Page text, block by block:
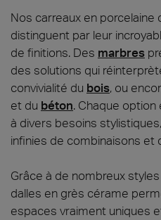
Nos carreaux en
distinguent par leur
de finitions. Des marbres
des solutions qui
convivialité du bois, ou
et du béton. Chaque
à divers besoins
infinies de combinaisons et
Grâce à de nombreux
dalles en grès cérame
espaces vraiment uniques